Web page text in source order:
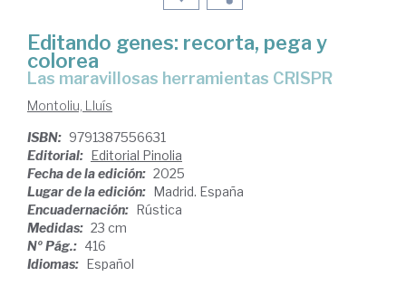
Editando genes: recorta, pega y
colorea
Las maravillosas herramientas CRISPR
Montoliu, Lluís
ISBN: 9791387556631
Editorial: Editorial Pinolia
Fecha de la edición: 2025
Lugar de la edición: Madrid. España
Encuadernación: Rústica
Medidas: 23 cm
Nº Pág.: 416
Idiomas: Español